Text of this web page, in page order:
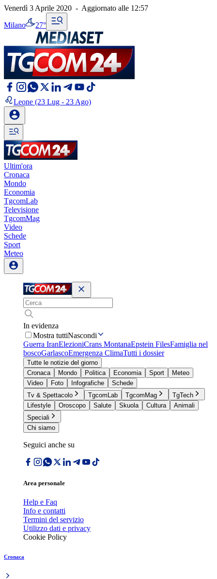
Venerdì 3 Aprile 2020 - Aggiornato alle 12:57
Milano 27°
Leone (23 Lug - 23 Ago)
Ultim'ora
Cronaca
Mondo
Economia
TgcomLab
Televisione
TgcomMag
Video
Schede
Sport
Meteo
In evidenza
Mostra tuttiNascondi
Guerra IranElezioniCrans MontanaEpstein FilesFamiglia nel
boscoGarlascoEmergenza ClimaTutti i dossier
Tutte le notizie del giorno
Cronaca
Mondo Politica Economia Sport
Meteo
Video
Foto Infografiche
Schede
Tv & Spettacolo
TgcomLab TgcomMag
TgTech
Lifestyle
Oroscopo Salute Skuola Cultura
Animali
Speciali
Chi siamo
Seguici anche su
Area personale
Help e Faq
Info e contatti
Termini del servizio
Utilizzo dati e privacy
Cookie Policy
Cronaca